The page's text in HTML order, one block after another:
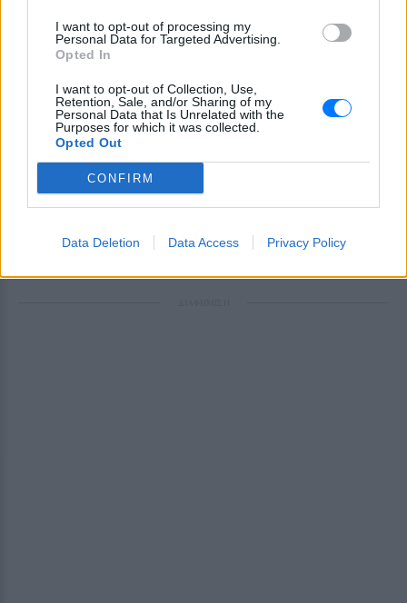
I want to opt-out of processing my
Personal Data for Targeted Advertising.
Opted In
I want to opt-out of Collection, Use,
Retention, Sale, and/or Sharing of my
Personal Data that Is Unrelated with the
Purposes for which it was collected.
Opted Out
CONFIRM
Data Deletion Data Access Privacy Policy
Ακολουθήστε το E-Radio.gr στο
και μάθετε πρώτοιτα πιο hot νέα.
Για ακόμη περισσότερανέα, μπείτε στηνροή